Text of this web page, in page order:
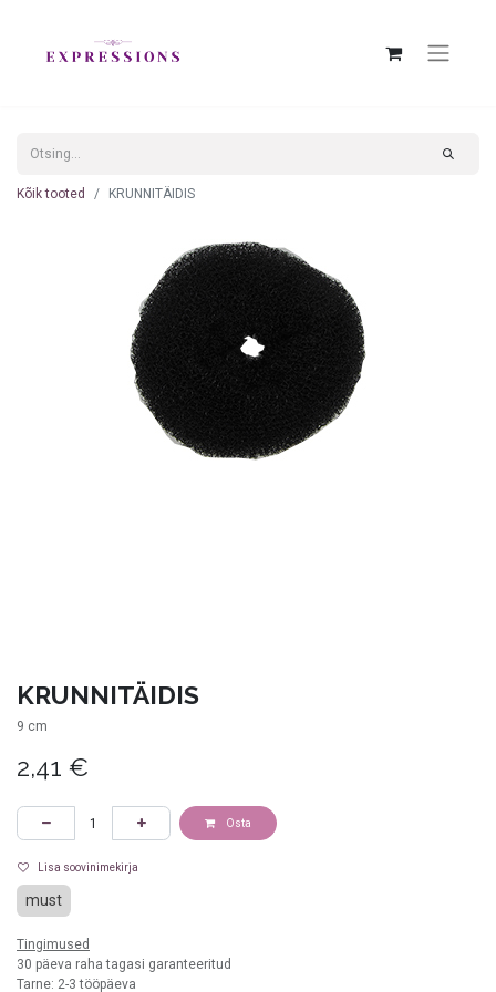
Kõik tooted KRUNNITÄIDIS
KRUNNITÄIDIS
9 cm
2,41 €
Osta
Lisa soovinimekirja
must
Tingimused
30 päeva raha tagasi garanteeritud
Tarne: 2-3 tööpäeva